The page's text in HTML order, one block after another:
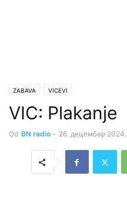
ZABAVA VICEVI
VIC: Plakanje
Od BN radio - 26. децембар 2024.